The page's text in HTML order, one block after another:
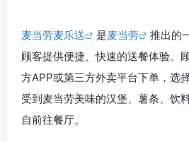
麦当劳麦乐送 是麦当劳
推出的
顾客提供便捷、快速的送餐体验。
方APP或第三方外卖平台下单，选
受到麦当劳美味的汉堡、薯条、饮
自前往餐厅。